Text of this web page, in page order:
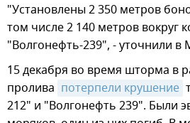
"Установлены 2 350 метров
том числе 2 140 метров вокруг
"Волгонефть-239", - уточнили в
15 декабря во время шторма в
пролива потерпели крушение
212" и "Волгонефть 239". Были